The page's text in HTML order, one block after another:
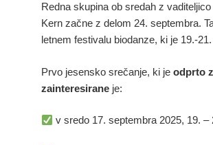
Redna skupina ob sredah z
Kern začne z delom 24. septembra.
letnem festivalu biodanze, ki je 19.-
Prvo jesensko srečanje, ki je odprto
zainteresirane je:
v sredo 17. septembra 2025, 19. –